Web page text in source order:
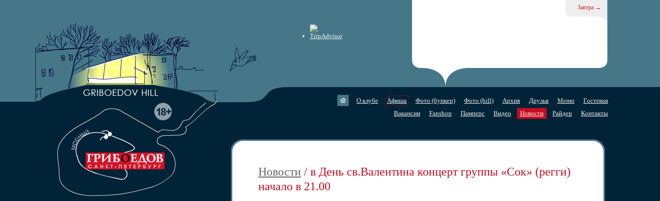
Завтра →
О клубе Афиша Фото (бункер) Фото (hill) Архив Друзья Меню
Гостевая
Вакансии
Fanshop Памперс Видео Новости Райдер Контакты
Новости / в День св.Валентина концерт группы «Сок» (регги)
начало в 21.00